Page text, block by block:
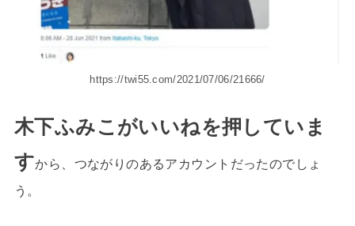
https://twi55.com/2021/07/06/21666/
木下ふみこがいいねを押していま
すから、つながりのあるアカウントだったのでしょ
う。